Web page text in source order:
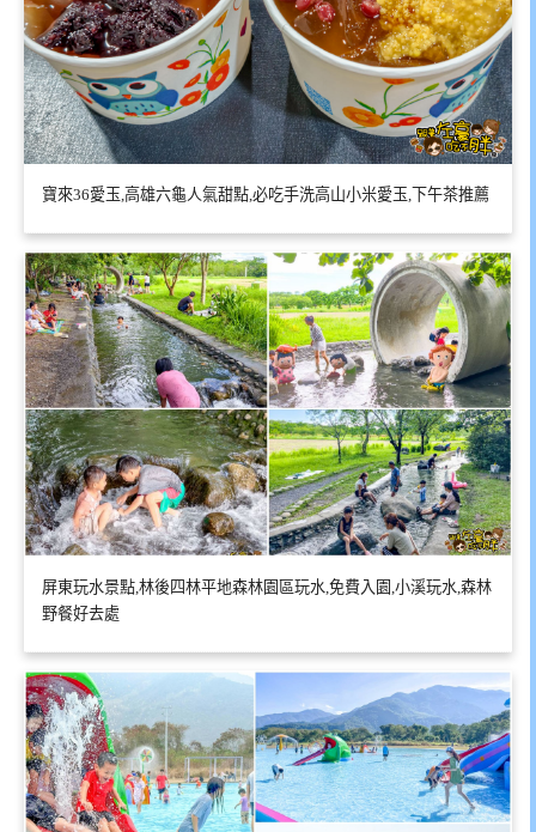
寶來36愛玉,高雄六龜人氣甜點,必吃手洗高山小米愛玉,下午茶推薦
屏東玩水景點,林後四林平地森林園區玩水,免費入園,小溪玩水,森林
野餐好去處